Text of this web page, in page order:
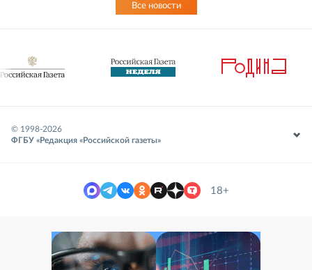
Все новости
© 1998-2026
ФГБУ «Редакция «Российской газеты»
18+